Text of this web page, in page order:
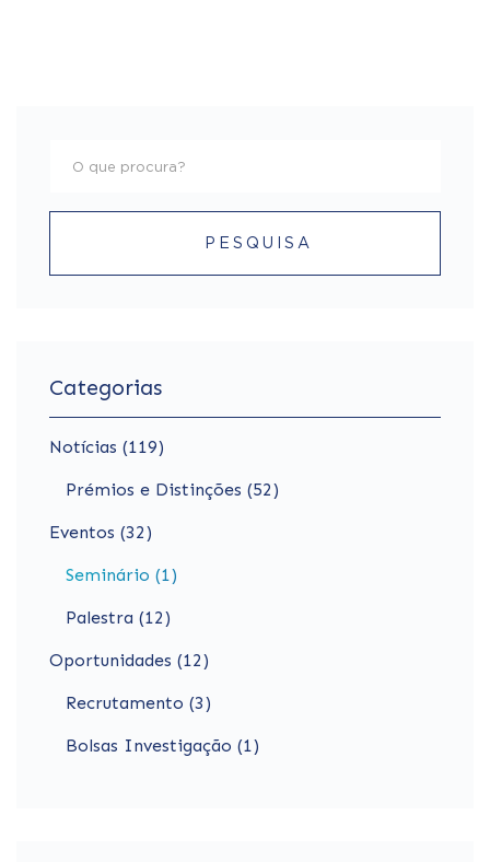
PESQUISA
Categorias
Notícias (119)
Prémios e Distinções (52)
Eventos (32)
Seminário (1)
Palestra (12)
Oportunidades (12)
Recrutamento (3)
Bolsas Investigação (1)